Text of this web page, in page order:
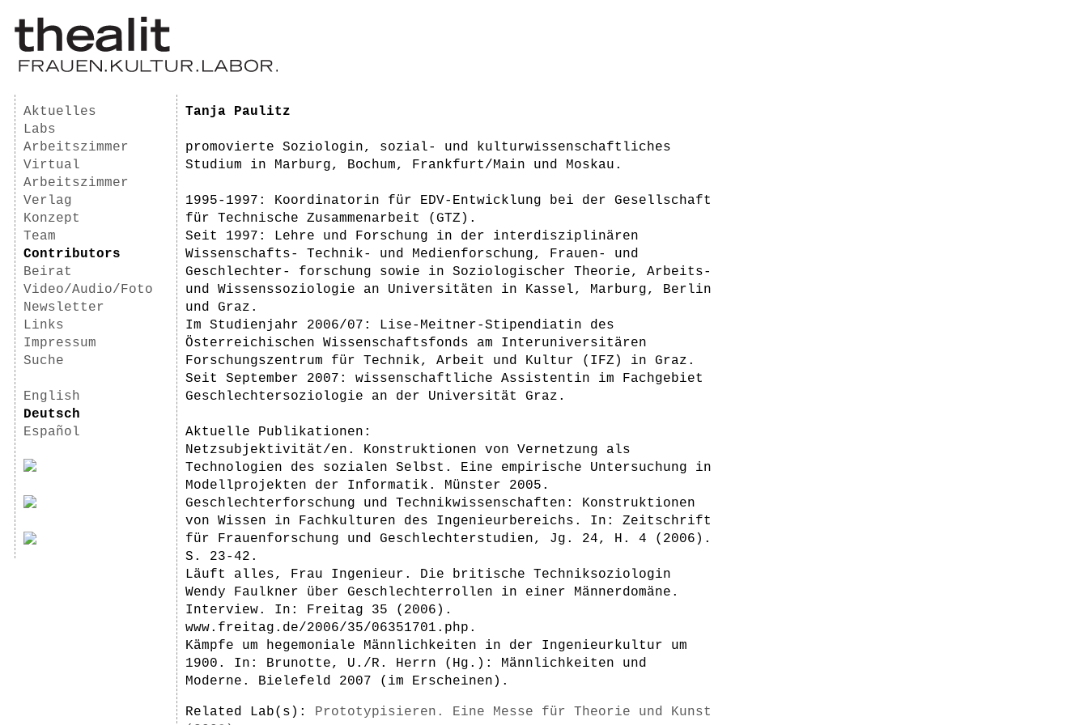
Aktuelles
Labs
Arbeitszimmer
Virtual
Arbeitszimmer
Verlag
Konzept
Team
Contributors
Beirat
Video/Audio/Foto
Newsletter
Links
Impressum
Suche
English
Deutsch
Español
Tanja Paulitz
promovierte Soziologin, sozial- und kulturwissenschaftliches
Studium in Marburg, Bochum, Frankfurt/Main und Moskau.
1995-1997: Koordinatorin für EDV-Entwicklung bei der Gesellschaft
für Technische Zusammenarbeit (GTZ).
Seit 1997: Lehre und Forschung in der interdisziplinären
Wissenschafts- Technik- und Medienforschung, Frauen- und
Geschlechter- forschung sowie in Soziologischer Theorie, Arbeits-
und Wissenssoziologie an Universitäten in Kassel, Marburg, Berlin
und Graz.
Im Studienjahr 2006/07: Lise-Meitner-Stipendiatin des
Österreichischen Wissenschaftsfonds am Interuniversitären
Forschungszentrum für Technik, Arbeit und Kultur (IFZ) in Graz.
Seit September 2007: wissenschaftliche Assistentin im Fachgebiet
Geschlechtersoziologie an der Universität Graz.
Aktuelle Publikationen:
Netzsubjektivität/en. Konstruktionen von Vernetzung als
Technologien des sozialen Selbst. Eine empirische Untersuchung in
Modellprojekten der Informatik. Münster 2005.
Geschlechterforschung und Technikwissenschaften: Konstruktionen
von Wissen in Fachkulturen des Ingenieurbereichs. In: Zeitschrift
für Frauenforschung und Geschlechterstudien, Jg. 24, H. 4 (2006).
S. 23-42.
Läuft alles, Frau Ingenieur. Die britische Techniksoziologin
Wendy Faulkner über Geschlechterrollen in einer Männerdomäne.
Interview. In: Freitag 35 (2006).
www.freitag.de/2006/35/06351701.php.
Kämpfe um hegemoniale Männlichkeiten in der Ingenieurkultur um
1900. In: Brunotte, U./R. Herrn (Hg.): Männlichkeiten und
Moderne. Bielefeld 2007 (im Erscheinen).
Related Lab(s): Prototypisieren. Eine Messe für Theorie und Kunst